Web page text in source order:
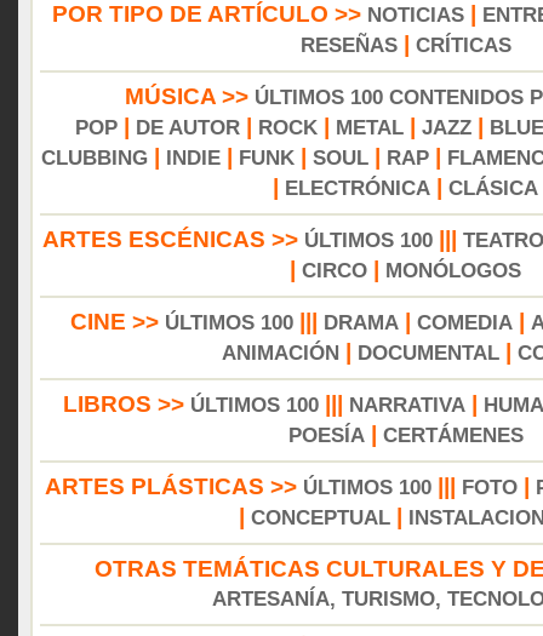
POR TIPO DE ARTÍCULO >> NOTICIAS|
RESEÑAS| CRÍTICAS
MÚSICA >> ÚLTIMOS 100 CONTENIDOS
POP
DE AUTOR ROCK METAL JAZZ
CLUBBING
INDIE FUNK SOUL RAP
ELECTRÓNICA CLÁSICA
ARTES ESCÉNICAS >> ÚLTIMOS 100||| TEATRO
CIRCO MONÓLOGOS
CINE >> ÚLTIMOS 100 DRAMA COMEDIA
ANIMACIÓN
DOCUMENTAL|
LIBROS >> ÚLTIMOS 100 NARRATIVA
POESÍA| CERTÁMENES
ARTES PLÁSTICAS >> ÚLTIMOS 100 FOTO
CONCEPTUAL
OTRAS TEMÁTICAS CULTURALES Y
ARTESANÍA, TURISMO,